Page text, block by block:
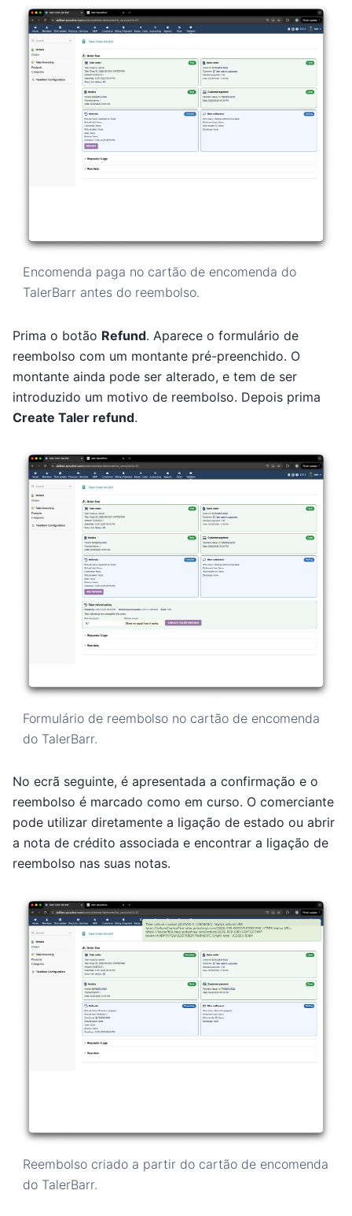
Encomenda paga no cartão de encomenda do
TalerBarr antes do reembolso.
Prima o botão Refund. Aparece o formulário de
reembolso com um montante pré-preenchido. O
montante ainda pode ser alterado, e tem de ser
introduzido um motivo de reembolso. Depois prima
Create Taler refund.
Formulário de reembolso no cartão de encomenda
do TalerBarr.
No ecrã seguinte, é apresentada a confirmação e o
reembolso é marcado como em curso. O comerciante
pode utilizar diretamente a ligação de estado ou abrir
a nota de crédito associada e encontrar a ligação de
reembolso nas suas notas.
Reembolso criado a partir do cartão de encomenda
do TalerBarr.